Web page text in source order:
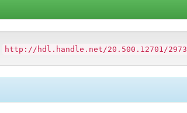
http://hdl.handle.net/20.500.12701/2973